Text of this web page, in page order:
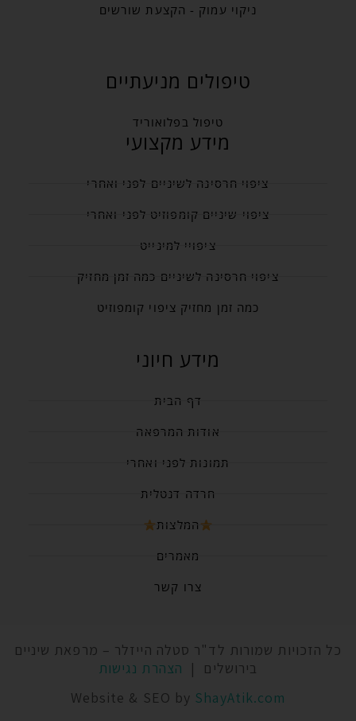
ניקוי עמוק - הקצעת שורשים
טיפולים מניעתיים
טיפול בפלואוריד
מידע מקצועי
ציפוי חרסינה לשיניים לפני ואחרי
ציפוי שיניים קומפוזיט לפני ואחרי
ציפויי למינייט
ציפוי חרסינה לשיניים כמה זמן מחזיק
כמה זמן מחזיק ציפוי קומפוזיט
מידע חיוני
דף הבית
אודות המרפאה
תמונות לפני ואחרי
חרדה דנטלית
המלצות
מאמרים
צרו קשר
כל הזכויות שמורות לד"ר סטלה הייזלר – מרפאת שיניים
בירושלים | הצהרת נגישות
Website & SEO byShayAtik.com